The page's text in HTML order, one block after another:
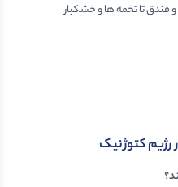
فندق تا تخمه ها و خشکبار
کتوژنیک